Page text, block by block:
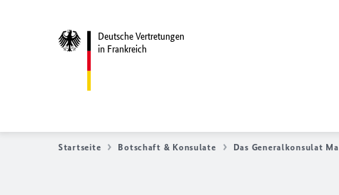
Deutsche Vertretungen
in Frankreich
Startseite Botschaft & Konsulate Das Generalkonsulat